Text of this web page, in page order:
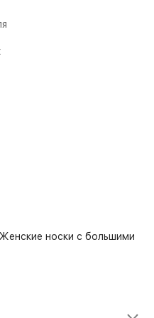
носки с большими